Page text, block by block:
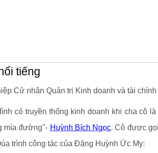
tiếng
Cử nhân Quản trị Kinh doanh và tài
có truyền thống kinh doanh khi cha cô
mía đường"- Huỳnh Bích Ngọc. Cô được
trình công tác của Đặng Huỳnh Ức My: